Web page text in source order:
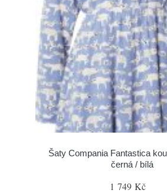
Šaty Compania Fantastica
černá / bílá
1 749 Kč